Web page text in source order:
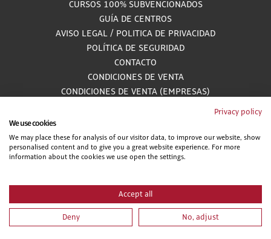
CURSOS 100% SUBVENCIONADOS
GUÍA DE CENTROS
AVISO LEGAL / POLITICA DE PRIVACIDAD
POLÍTICA DE SEGURIDAD
CONTACTO
CONDICIONES DE VENTA
CONDICIONES DE VENTA (EMPRESAS)
ALCANCE GESTIÓN DE DOCUMENTACIÓN
900 81 33 55
Teléfono gratuito atendido por asesores especializados L-V 8:00 - 15:00
Privacy policy
We use cookies
We may place these for analysis of our visitor data, to improve our website, show
personalised content and to give you a great website experience. For more
information about the cookies we use open the settings.
Accept all
Deny No, adjust